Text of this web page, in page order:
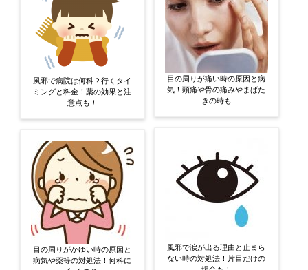
風邪で病院は何科？行くタイ
ミングと料金！薬の効果と注
意点も！
目の周りがかゆい時の原因と
病気や薬等の対処法！何科に
目の周りが痛い時の原因と病
気！頭痛や骨の痛みやまばた
きの時も
風邪で涙が出る理由と止まら
ない時の対処法！片目だけの